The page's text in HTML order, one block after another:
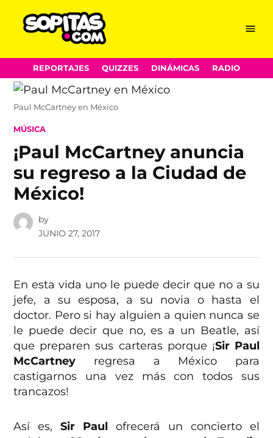
Skip
to
content
Menu
REPORTAJES QUIZZES DINÁMICAS RADIO
Paul McCartney en México
POSTED
MÚSICA
¡Paul McCartney anuncia
su regreso a la Ciudad de
México!
by
JUNIO 27, 2017
En esta vida uno le puede decir que no a su
jefe, a su esposa, a su novia o hasta el
doctor. Pero si hay alguien a quien nunca se
le puede decir que no, es a un Beatle, así
que preparen sus carteras porque ¡Sir Paul
McCartney regresa a México para
castigarnos una vez más con todos sus
trancazos!
Así es, Sir Paul ofrecerá un concierto el